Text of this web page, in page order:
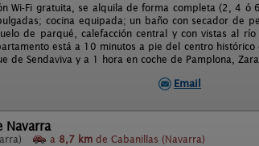
Wi-Fi gratuita, se alquila de forma completa (2, 4 ó
cocina equipada; un baño con secador de
de parqué, calefacción central y con vistas al
está a 10 minutos a pie del centro
de Sendaviva y a 1 hora en coche de Pamplona,
Email
Navarra
a 8,7 km de Cabanillas (Navarra)